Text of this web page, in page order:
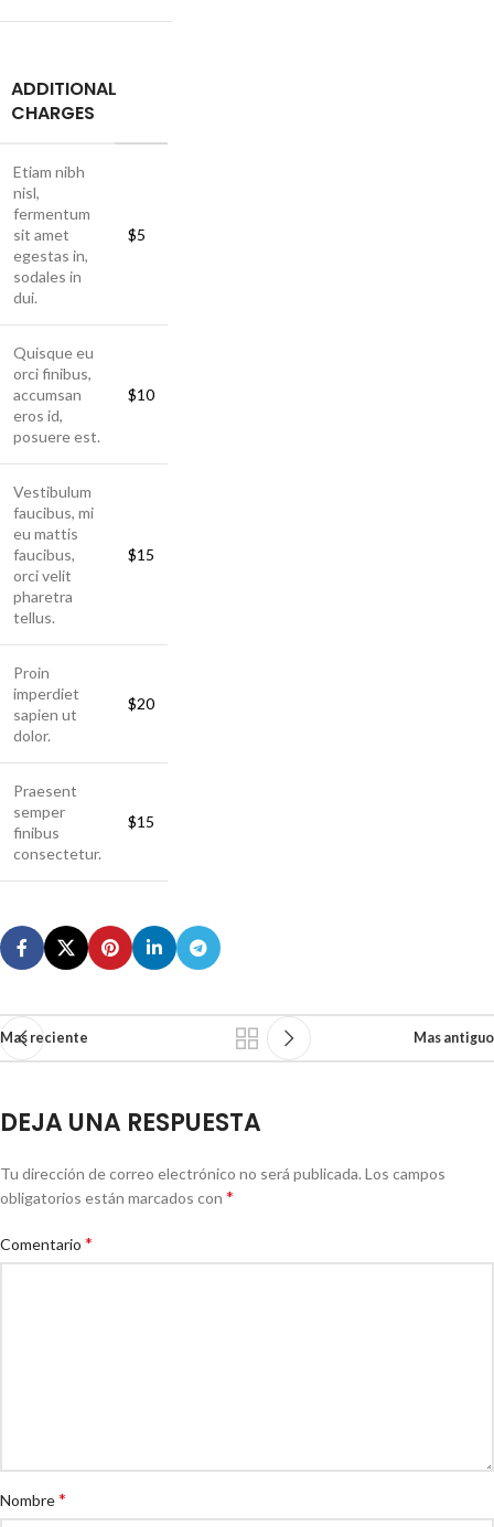
ADDITIONAL
CHARGES
Etiam nibh
nisl,
fermentum
sit amet
egestas in,
sodales in
dui.
$5
Quisque eu
orci finibus,
accumsan
eros id,
posuere est.
$10
Vestibulum
faucibus, mi
eu mattis
faucibus,
orci velit
pharetra
tellus.
$15
Proin
imperdiet
sapien ut
dolor.
$20
Praesent
semper
finibus
consectetur.
$15
Mas reciente Mas antiguo
DEJA UNA RESPUESTA
Tu dirección de correo electrónico no será publicada. Los campos
obligatorios están marcados con *
Comentario *
Nombre*